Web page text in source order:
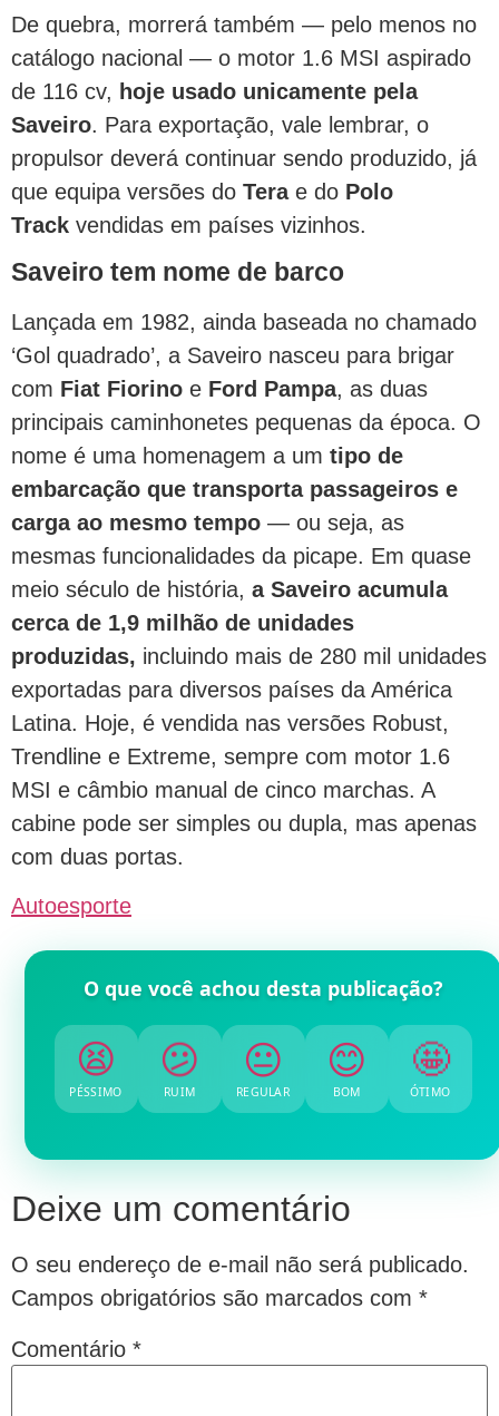
De quebra, morrerá também — pelo menos no
catálogo nacional — o motor 1.6 MSI aspirado
de 116 cv, hoje usado unicamente pela
Saveiro. Para exportação, vale lembrar, o
propulsor deverá continuar sendo produzido, já
que equipa versões do Terae do Polo
Track vendidas em países vizinhos.
Saveiro tem nome de barco
Lançada em 1982, ainda baseada no chamado
‘Gol quadrado’, a Saveiro nasceu para brigar
com Fiat Fiorino e Ford Pampa, as duas
principais caminhonetes pequenas da época. O
nome é uma homenagem a um tipo de
embarcação que transporta passageiros e
carga ao mesmo tempo — ou seja, as
mesmas funcionalidades da picape. Em quase
meio século de história, a Saveiro acumula
cerca de 1,9 milhão de unidades
produzidas, incluindo mais de 280 mil unidades
exportadas para diversos países da América
Latina. Hoje, é vendida nas versões Robust,
Trendline e Extreme, sempre com motor 1.6
MSI e câmbio manual de cinco marchas. A
cabine pode ser simples ou dupla, mas apenas
com duas portas.
Autoesporte
O que você achou desta publicação?
😫
PÉSSIMO
😕
RUIM
😐
REGULAR
😊
BOM
🤩
ÓTIMO
Deixe um comentário
O seu endereço de e-mail não será publicado.
Campos obrigatórios são marcados com *
Comentário *